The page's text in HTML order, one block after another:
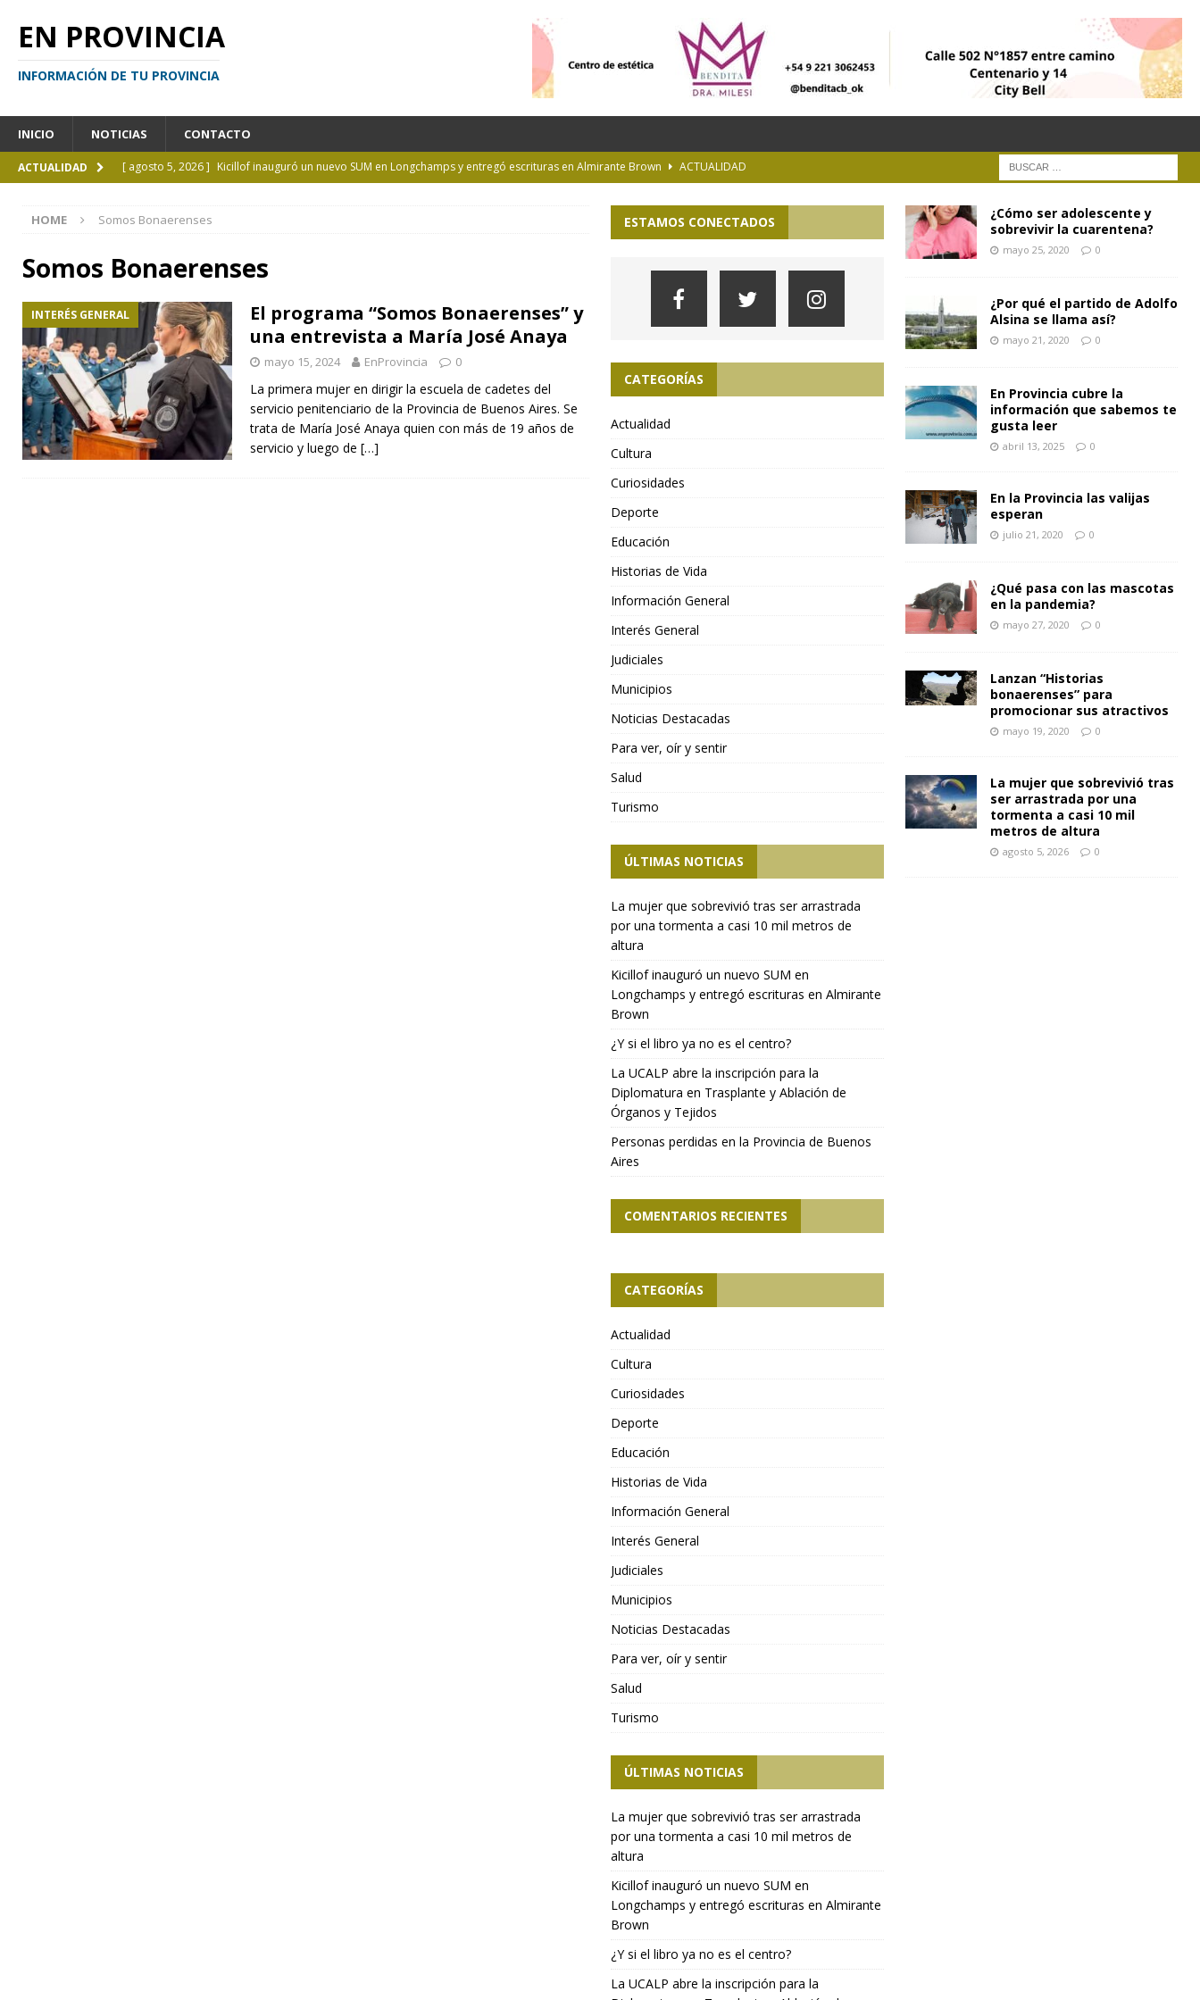
EN PROVINCIA
INFORMACIÓN DE TU PROVINCIA
INICIO NOTICIAS CONTACTO
ACTUALIDAD [ agosto 5, 2026 ] Kicillof inauguró un nuevo SUM en Longchamps y entregó escrituras en Almirante Brown
ACTUALIDAD
[ agosto 4, 2026 ]
La UCALP abre la inscripción para la Diplomatura en Trasplante y Ablación de Órganos y Tejidos
INTERÉS
GENERAL
[ agosto 5, 2026 ] La mujer que sobrevivió tras ser arrastrada por una tormenta a casi 10 mil metros de altura
CURIOSIDADES
HOME Somos Bonaerenses
Somos Bonaerenses
INTERÉS GENERAL
El programa “Somos Bonaerenses” y
una entrevista a María José Anaya
mayo 15, 2024 EnProvincia 0
La primera mujer en dirigir la escuela de cadetes del
servicio penitenciario de la Provincia de Buenos Aires. Se
trata de María José Anaya quien con más de 19 años de
servicio y luego de […]
ESTAMOS CONECTADOS
CATEGORÍAS
Actualidad
Cultura
Curiosidades
Deporte
Educación
Historias de Vida
Información General
Interés General
Judiciales
Municipios
Noticias Destacadas
Para ver, oír y sentir
Salud
Turismo
ÚLTIMAS NOTICIAS
La mujer que sobrevivió tras ser arrastrada
por una tormenta a casi 10 mil metros de
altura
Kicillof inauguró un nuevo SUM en
Longchamps y entregó escrituras en Almirante
Brown
¿Y si el libro ya no es el centro?
La UCALP abre la inscripción para la
Diplomatura en Trasplante y Ablación de
Órganos y Tejidos
Personas perdidas en la Provincia de Buenos
Aires
COMENTARIOS RECIENTES
CATEGORÍAS
Actualidad
Cultura
Curiosidades
Deporte
Educación
Historias de Vida
Información General
Interés General
Judiciales
Municipios
Noticias Destacadas
Para ver, oír y sentir
Salud
Turismo
ÚLTIMAS NOTICIAS
La mujer que sobrevivió tras ser arrastrada
por una tormenta a casi 10 mil metros de
altura
Kicillof inauguró un nuevo SUM en
Longchamps y entregó escrituras en Almirante
Brown
¿Y si el libro ya no es el centro?
La UCALP abre la inscripción para la
¿Cómo ser adolescente y
sobrevivir la cuarentena?
mayo 25, 2020 0
¿Por qué el partido de Adolfo
Alsina se llama así?
mayo 21, 2020 0
En Provincia cubre la
información que sabemos te
gusta leer
abril 13, 2025 0
En la Provincia las valijas
esperan
julio 21, 2020 0
¿Qué pasa con las mascotas
en la pandemia?
mayo 27, 2020 0
Lanzan “Historias
bonaerenses” para
promocionar sus atractivos
mayo 19, 2020 0
La mujer que sobrevivió tras
ser arrastrada por una
tormenta a casi 10 mil
metros de altura
agosto 5, 2026 0